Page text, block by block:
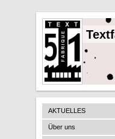
AKTUELLES
Über uns